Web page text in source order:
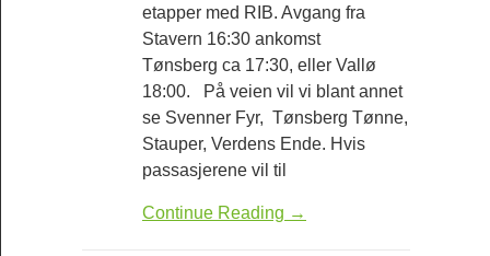
etapper med RIB. Avgang fra
Stavern 16:30 ankomst
Tønsberg ca 17:30, eller Vallø
18:00. På veien vil vi blant annet
se Svenner Fyr, Tønsberg Tønne,
Stauper, Verdens Ende. Hvis
passasjerene vil til
Continue Reading →